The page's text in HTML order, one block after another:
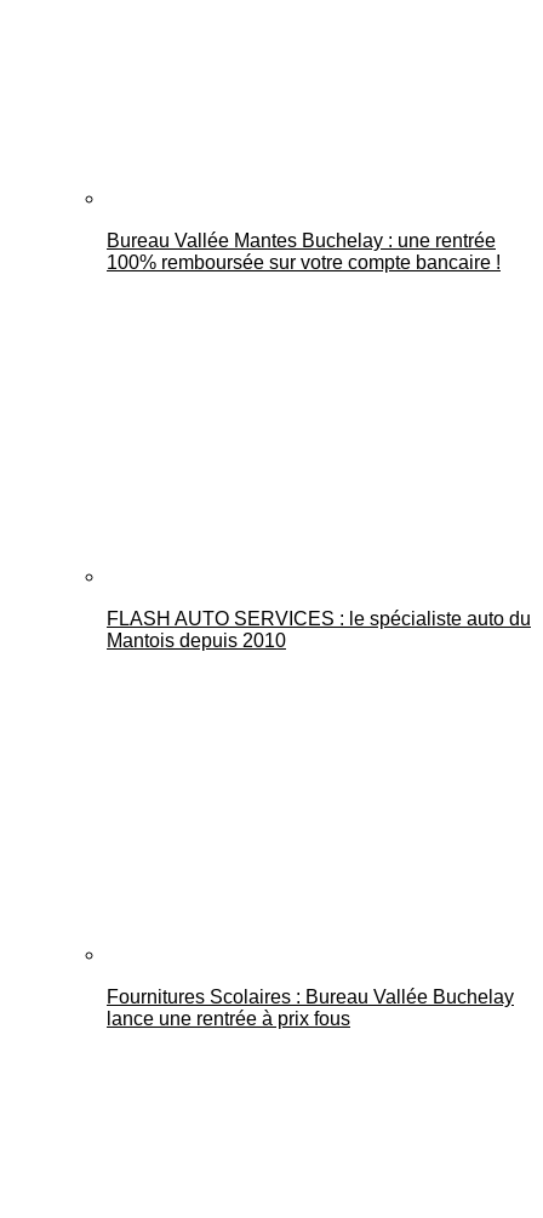
Bureau Vallée Mantes Buchelay : une rentrée
100% remboursée sur votre compte bancaire !
FLASH AUTO SERVICES : le spécialiste auto du
Mantois depuis 2010
Fournitures Scolaires : Bureau Vallée Buchelay
lance une rentrée à prix fous